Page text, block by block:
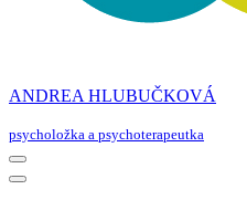
ANDREA HLUBUČKOVÁ
psycholožka a psychoterapeutka
Navigační
menu
Navigační